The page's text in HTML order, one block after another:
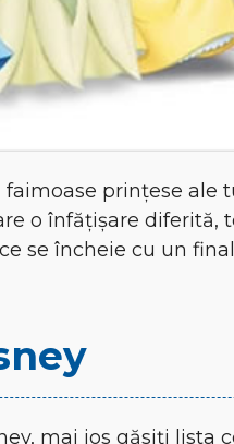
faimoase prințese
o înfățișare diferită,
se încheie cu un
mai jos găsiți lista